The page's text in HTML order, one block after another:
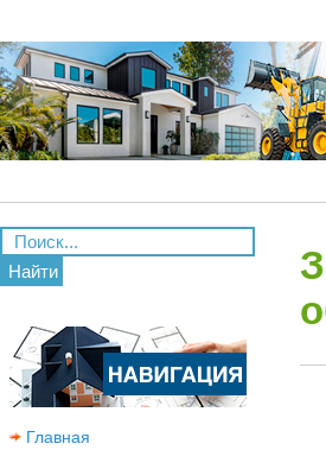
Найти
Главная